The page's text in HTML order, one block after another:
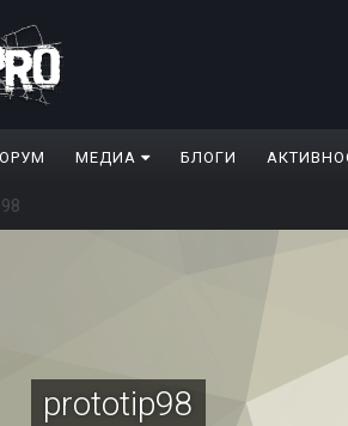
МЕДИА БЛОГИ
prototip98